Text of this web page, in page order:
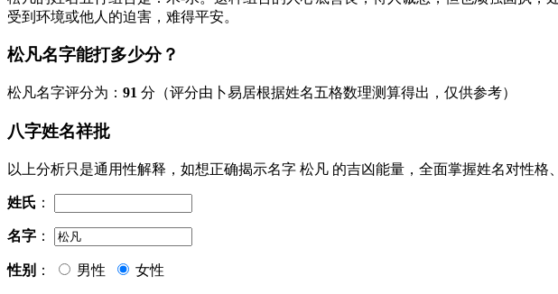
受到环境或他人的迫害，难得平安。
松凡名字能打多少分？
松凡名字评分为： 91 分（评分由卜易居根据姓名五格数理测算得出，仅供参考）
八字姓名祥批
以上分析只是通用性解释，如想正确揭示名字 松凡 的吉凶能量，全面掌握姓名对性格
姓氏 ：
名字 ：
性别 ： 男性 女性